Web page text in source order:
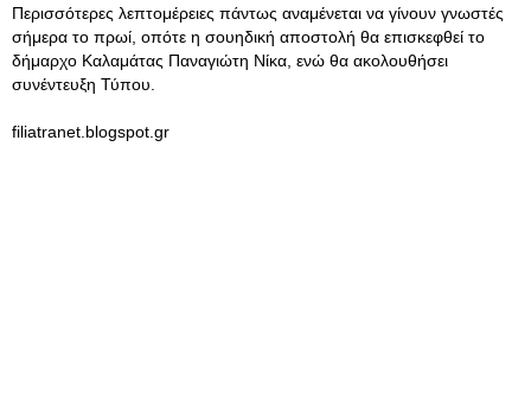
Περισσότερες λεπτομέρειες πάντως αναμένεται να γίνουν γνωστές
σήμερα το πρωί, οπότε η σουηδική αποστολή θα επισκεφθεί το
δήμαρχο Καλαμάτας Παναγιώτη Νίκα, ενώ θα ακολουθήσει
συνέντευξη Τύπου.
filiatranet.blogspot.gr